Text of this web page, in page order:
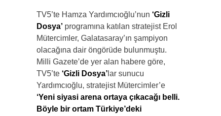
TV5’te Hamza Yardımcıoğlu’nun ‘Gizli
Dosya’ programına katılan stratejist Erol
Mütercimler, Galatasaray’ın şampiyon
olacağına dair öngörüde bulunmuştu.
Milli Gazete’de yer alan habere göre,
TV5’te ‘Gizli Dosya’ lar sunucu
Yardımcıoğlu, stratejist Mütercimler’e
‘Yeni siyasi arena ortaya çıkacağı belli.
Böyle bir ortam Türkiye’deki